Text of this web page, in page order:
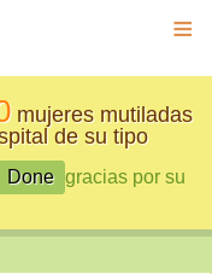
≡
mujeres mutiladas
de su tipo
gracias por su